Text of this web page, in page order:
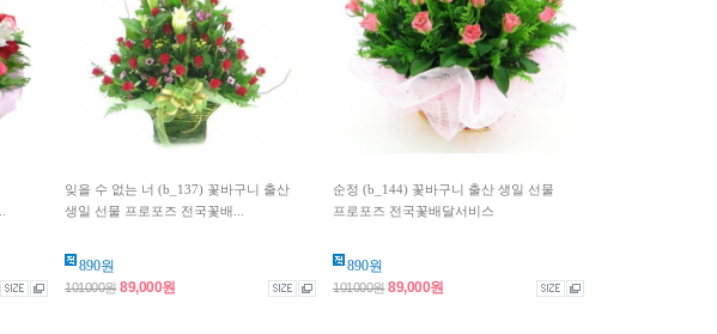
잊을 수 없는 너 (b_137) 꽃바구니 출산
생일 선물 프로포즈 전국꽃배...
890원
101000원89,000원
순정 (b_144) 꽃바구니 출산 생일 선물
프로포즈 전국꽃배달서비스
890원
101000원89,000원